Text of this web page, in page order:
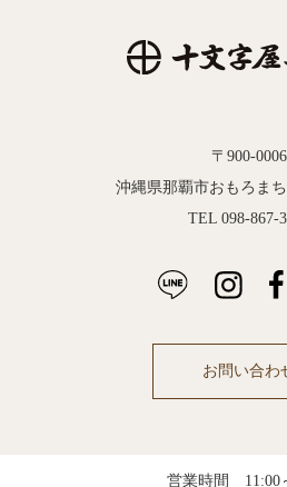
〒900-0006
沖縄県那覇市おもろま
TEL 098-867-
お問い合わ
営業時間 11:00